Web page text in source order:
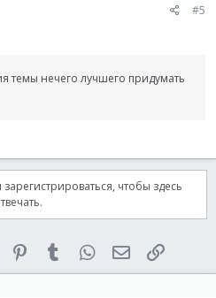
#5
темы нечего лучшего придумать
чтобы здесь
Reddit PinterestTumblr WhatsAppЭлектронная